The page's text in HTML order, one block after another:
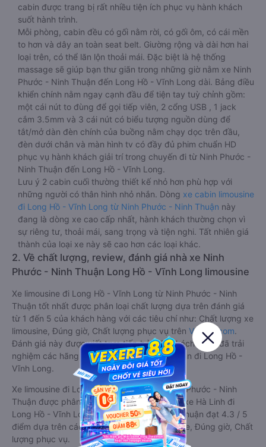
cabin được trang bị rất nhiều tiện ích phục vụ hành khách
suốt hành trình.
Mỗi phòng, cabin đều có gối nằm rời, có gối ôm, có cái mền
to hơn và dây an toàn seat belt. Giường rộng và dài hơn hai
loại trên, có thể lăn lộn thoải mái. Đặc biệt là hệ thống
massage sẽ giúp bạn thư giãn trong những giờ nằm xe Ninh
Phước - Ninh Thuận đến Long Hồ - Vĩnh Long dài. Bảng điều
khiển chính nằm ngay cạnh đầu để tiện tay tuỳ chỉnh gồm:
một cái nút to đùng để gọi tiếp viên, 2 cổng USB , 1 jack
cắm 3.5mm và 3 cái nút có biểu tượng nguồn dùng để
tắt/mở dàn đèn chính của buồng nằm chạy dọc trên đầu,
đèn dưới chân và màn hình tv có đầy đủ phim chuẩn HD
phục vụ hành khách giải trí trong chuyến đi từ Ninh Phước -
Ninh Thuận đến Long Hồ - Vĩnh Long.
Lưu ý 2 cabin cuối thường thiết kế nhỏ hơn phù hợp với
những người có thân hình nhỏ nhắn. Dòng xe cabin limousine
đi Long Hồ - Vĩnh Long từ Ninh Phước - Ninh Thuận này
đang là dòng xe cao cấp nhất, hành khách thường chọn vì
sự riêng tư, thoải mái, sang trọng và tiện nghi. Tất nhiên giá
thành của loại xe này sẽ cao hơn các loại khác.
2. Về chất lượng, review, đánh giá nhà xe Ninh
Phước - Ninh Thuận Long Hồ - Vĩnh Long limousine
Xe limousine đi Long Hồ - Vĩnh Long từ Ninh Phước - Ninh
Thuận tốt nhất được phân loại chất lượng dựa trên đánh giá
từ 1 đến 5 của khách hàng với các tiêu chí như: Chất lượng xe
limousine, Đúng giờ, Chất lượng phục vụ trên Vexere.com.
Đánh giá này được viết trực tiếp bởi các khách hàng đã trải
nghiệm các hãng Xe Ninh Phước - Ninh Thuận đi Long Hồ -
Vĩnh Long.
Xe limousine đi Long Hồ - Vĩnh Long từ Ninh Phước - Ninh
Thuận được phân loại chất lượng tốt nhất là xe Hà Linh đi
Long Hồ - Vĩnh Long từ Ninh Phước - Ninh Thuận đạt 4.3 / 5
điểm dựa trên các tiêu chí như: Chất lượng xe, Đúng giờ, Chất
lượng phục vụ.